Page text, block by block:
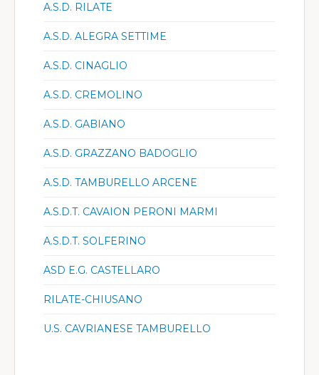
A.S.D. RILATE
A.S.D. ALEGRA SETTIME
A.S.D. CINAGLIO
A.S.D. CREMOLINO
A.S.D. GABIANO
A.S.D. GRAZZANO BADOGLIO
A.S.D. TAMBURELLO ARCENE
A.S.D.T. CAVAION PERONI MARMI
A.S.D.T. SOLFERINO
ASD E.G. CASTELLARO
RILATE-CHIUSANO
U.S. CAVRIANESE TAMBURELLO